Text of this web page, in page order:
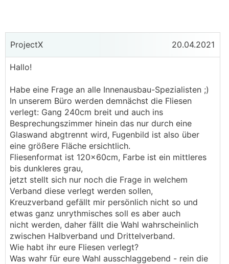
ProjectX 20.04.2021
Hallo!
Habe eine Frage an alle Innenausbau-Spezialisten ;)
In unserem Büro werden demnächst die Fliesen
verlegt: Gang 240cm breit und auch ins
Besprechungszimmer hinein das nur durch eine
Glaswand abgtrennt wird, Fugenbild ist also über
eine größere Fläche ersichtlich.
Fliesenformat ist 120x60cm, Farbe ist ein mittleres
bis dunkleres grau,
jetzt stellt sich nur noch die Frage in welchem
Verband diese verlegt werden sollen,
Kreuzverband gefällt mir persönlich nicht so und
etwas ganz unrythmisches soll es aber auch
nicht werden, daher fällt die Wahl wahrscheinlich
zwischen Halbverband und Drittelverband.
Wie habt ihr eure Fliesen verlegt?
Was wahr für eure Wahl ausschlaggebend - rein die